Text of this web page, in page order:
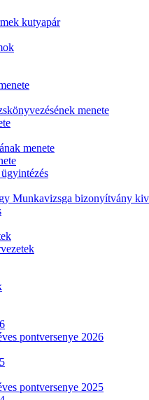
kutyapár
menete
menete
Munkavizsga bizonyítvány
pontversenye 2026
pontversenye 2025